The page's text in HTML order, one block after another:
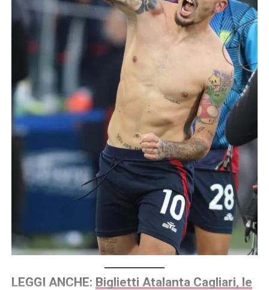
LEGGI ANCHE: Biglietti Atalanta Cagliari, le